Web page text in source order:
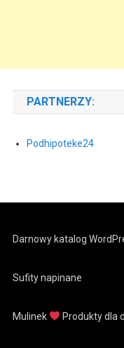
PARTNERZY:
Podhipoteke24
Darnowy katalog
Sufity napinane
Mulinek Produkty dla